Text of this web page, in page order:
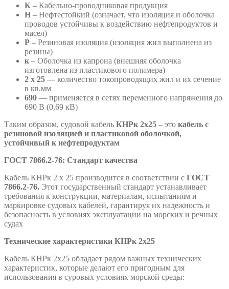
К – Кабельно-проводниковая продукция
Н – Нефтестойкий (означает, что изоляция и оболочка
проводов устойчивы к воздействию нефтепродуктов и
масел)
Р – Резиновая изоляция (изоляция жил выполнена из
резины)
к – Оболочка из капрона (внешняя оболочка
изготовлена из пластикового полимера)
2 х 25 — количество токопроводящих жил и их сечение
в кв.мм
690 — применяется в сетях переменного напряжения до
690 В (0,69 кВ)
Таким образом, судовой кабель КНРк 2х25 – это кабель с
резиновой изоляцией и пластиковой оболочкой,
устойчивый к нефтепродуктам
ГОСТ 7866.2-76: Стандарт качества
Кабель КНРк 2 х 25 производится в соответствии с ГОСТ
7866.2-76. Этот государственный стандарт устанавливает
требования к конструкции, материалам, испытаниям и
маркировке судовых кабелей, гарантируя их надежность и
безопасность в условиях эксплуатации на морских и речных
судах
Технические характеристики КНРк 2х25
Кабель КНРк 2х25 обладает рядом важных технических
характеристик, которые делают его пригодным для
использования в суровых условиях морской среды: